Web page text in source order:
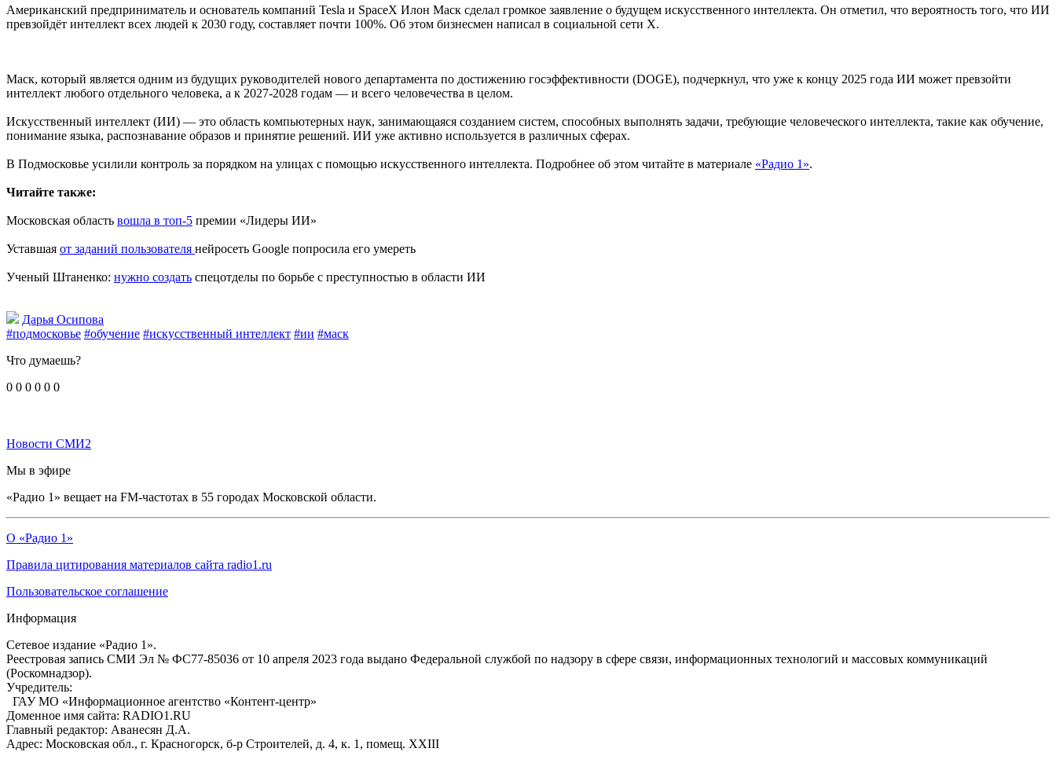
Американский предприниматель и основатель компаний Tesla и SpaceX Илон Маск сделал громкое заявление о будущем искусственного интеллекта. Он отметил, что вероятность того, что ИИ
превзойдёт интеллект всех людей к 2030 году, составляет почти 100%. Об этом бизнесмен написал в социальной сети X.
Маск, который является одним из будущих руководителей нового департамента по достижению госэффективности (DOGE), подчеркнул, что уже к концу 2025 года ИИ может превзойти
интеллект любого отдельного человека, а к 2027-2028 годам — и всего человечества в целом.
Искусственный интеллект (ИИ) — это область компьютерных наук, занимающаяся созданием систем, способных выполнять задачи, требующие человеческого интеллекта, такие как обучение,
понимание языка, распознавание образов и принятие решений. ИИ уже активно используется в различных сферах.
В Подмосковье усилили контроль за порядком на улицах с помощью искусственного интеллекта. Подробнее об этом читайте в материале «Радио 1».
Читайте также:
Московская область вошла в топ-5 премии «Лидеры ИИ»
Уставшая от заданий пользователя нейросеть Google попросила его умереть
Ученый Штаненко: нужно создать спецотделы по борьбе с преступностью в области ИИ
Дарья Осипова
#подмосковье #обучение #искусственный интеллект #ии #маск
Что думаешь?
0 0 0 0 0 0
Новости СМИ2
Мы в эфире
«Радио 1» вещает на FM-частотах в 55 городах Московской области.
О «Радио 1»
Правила цитирования материалов сайта radio1.ru
Пользовательское соглашение
Информация
Сетевое издание «Радио 1».
Реестровая запись СМИ Эл № ФС77-85036 от 10 апреля 2023 года выдано Федеральной службой по надзору в сфере связи, информационных технологий и массовых коммуникаций
(Роскомнадзор).
Учредитель:
ГАУ МО «Информационное агентство «Контент-центр»
Доменное имя сайта: RADIO1.RU
Главный редактор: Аванесян Д.А.
Адрес: Московская обл., г. Красногорск, б-р Строителей, д. 4, к. 1, помещ. XXIII